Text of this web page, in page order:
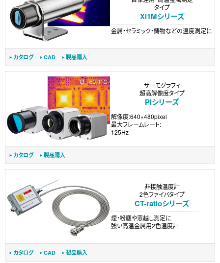
タイプ
Xi1Mシリーズ
金属・セラミック・鋳物などの温度測定に
カタログ CAD 製品購入
サーモグラフィ
超高解像度タイプ
PIシリーズ
解像度:640×480pixel
最大フレームレート:
125Hz
カタログ 製品購入
非接触温度計
2色ファイバタイプ
CT-ratioシリーズ
煙・粉塵や窓越し測定に
強い高温金属用2色温度計
カタログ CAD 製品購入